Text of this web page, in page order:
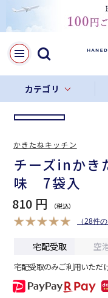
カテゴリ
チーズinか
味 7袋入
810 円
（28件
宅配受取 空
宅配受取のみご利用いただけ
かきたねキッチン